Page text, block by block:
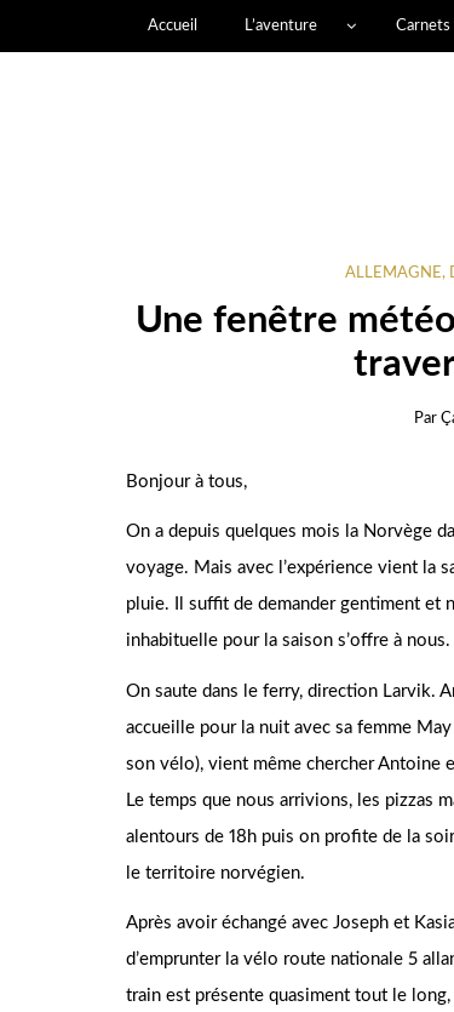
Accueil L’aventure Carnets
ALLEMAGNE,
Une fenêtre
Par
Bonjour à tous,
On a depuis quelques mois la Norvège
voyage. Mais avec l’expérience vient la
pluie. Il suffit de demander gentiment et
inhabituelle pour la saison s’offre à nous.
On saute dans le ferry, direction Larvik.
accueille pour la nuit avec sa femme
son vélo), vient même chercher Antoine
Le temps que nous arrivions, les pizzas
alentours de 18h puis on profite de la
le territoire norvégien.
Après avoir échangé avec Joseph et
d’emprunter la vélo route nationale 5
train est présente quasiment tout le